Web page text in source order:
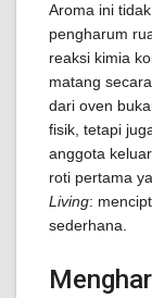
Aroma ini
pengharum
reaksi kimia
matang
dari oven
fisik, tetapi
anggota
roti pertama
Living:
sederhana.